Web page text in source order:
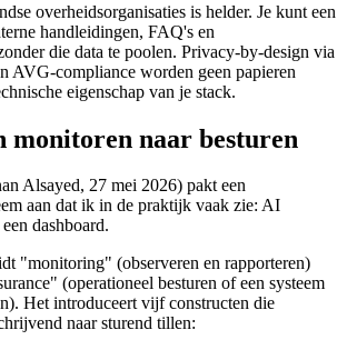
overheidsorganisaties is helder. Je kunt een
handleidingen, FAQ's en
die data te poolen. Privacy-by-design via
AVG-compliance worden geen papieren
eigenschap van je stack.
monitoren naar besturen
Alsayed, 27 mei 2026) pakt een
aan dat ik in de praktijk vaak zie: AI
dashboard.
"monitoring" (observeren en rapporteren)
(operationeel besturen of een systeem
Het introduceert vijf constructen die
naar sturend tillen: